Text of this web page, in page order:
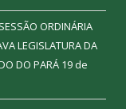
ORDINÁRIA
LEGISLATURA DA
DO PARÁ 19 de